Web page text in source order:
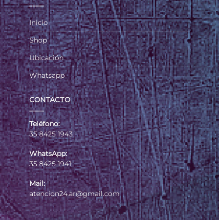
Inicio
Shop
Ubicación
Whatsapp
CONTACTO
Teléfono:
35 8425 1943
WhatsApp:
35 8425 1941
Mail:
atencion24.ar@gmail.com